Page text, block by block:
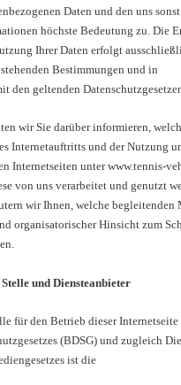
Daten und den uns sonst
höchste Bedeutung zu. Die
Ihrer Daten erfolgt
Bestimmungen und in
den geltenden
wir Sie darüber informieren,
Internetauftritts und der Nutzung
Internetseiten unter www.tennis-
von uns verarbeitet und genutzt
wir Ihnen, welche begleitenden
organisatorischer Hinsicht zum
und Diensteanbieter
für den Betrieb dieser
(BDSG) und zugleich
ist die